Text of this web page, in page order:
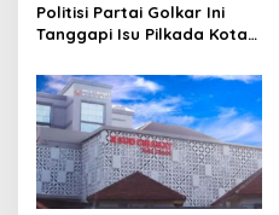
Politisi Partai Golkar Ini
Tanggapi Isu Pilkada Kota